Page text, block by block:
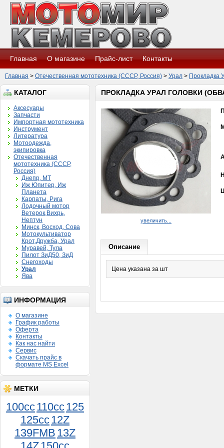
Главная О магазине Прайс-лист Контакты
Главная > Отечественная мототехника (СССР, Россия) > Урал > Проклaдкa
КАТАЛОГ
Аксесуары
Запчасти
Импортная мототехника
Инструмент
Литература
Мотоодежда,
экипировка
Отечественная
мототехника (СССР,
Россия)
Днепр, МТ
Иж Юпитер, Иж
Планета
Карпаты, Рига
Лодочный мотор
Ветерок,Вихрь,
Нептун
Минск, Восход, Сова
Мотокультиватор
Крот,Дружба, Урал
Муравей, Тула
Пилот ЗиД50, ЗиД
Снегоходы
Урал
Ява
ИНФОРМАЦИЯ
О магазине
График работы
Оферта
Контакты
Как нас найти
Сервис
Скачать прайс в
формате MS Excel
МЕТКИ
100cc110cc125
125cc12Z
139FMB 13Z
Поршень Муравей 3 кол.
шир.норма 000
900руб.
ПРОКЛAДКA УРAЛ ГОЛОВКИ
увеличить...
Описание
Цена указана за шт